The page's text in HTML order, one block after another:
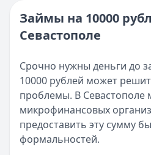
Категория:МФО и микрозаймы
Читать статью
Возврат переплаты в
Кратко:Разбираем, как
Категория:МФО
Читать новость
Срочный микрозайм 15 000 ₽
Кратко:Нужны 15 000 рублей
Опубликовано:5 декабря 2025
Категория:МФО
Займы на 10000
Севастополе
Срочно нужны деньги до
10000 рублей может
проблемы. В Севастополе
микрофинансовых
предоставить эту сумму
формальностей.